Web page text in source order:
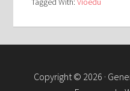
Copyright © 2026 ·